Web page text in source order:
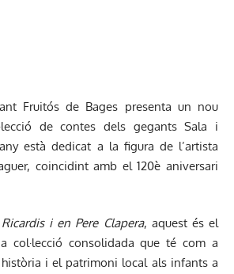
Fruitós de Bages presenta un nou
de contes dels gegants Sala i
està dedicat a la figura de l’artista
coincidint amb el 120è aniversari
i en Pere Clapera, aquest és el
col·lecció consolidada que té com a
i el patrimoni local als infants a